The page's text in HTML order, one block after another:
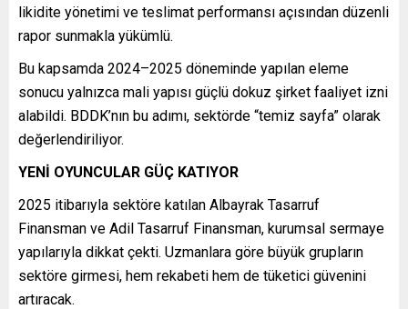
likidite yönetimi ve teslimat performansı açısından düzenli
rapor sunmakla yükümlü.
Bu kapsamda 2024–2025 döneminde yapılan eleme
sonucu yalnızca mali yapısı güçlü dokuz şirket faaliyet izni
alabildi. BDDK’nın bu adımı, sektörde “temiz sayfa” olarak
değerlendiriliyor.
YENİ OYUNCULAR GÜÇ KATIYOR
2025 itibarıyla sektöre katılan Albayrak Tasarruf
Finansman ve Adil Tasarruf Finansman, kurumsal sermaye
yapılarıyla dikkat çekti. Uzmanlara göre büyük grupların
sektöre girmesi, hem rekabeti hem de tüketici güvenini
artıracak.